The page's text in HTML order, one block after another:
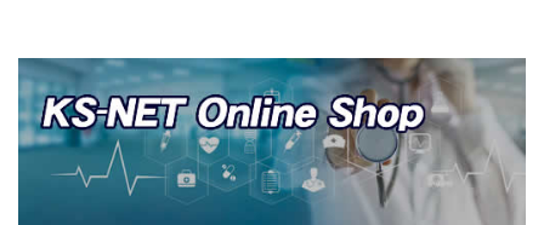
稿
ナ
ビ